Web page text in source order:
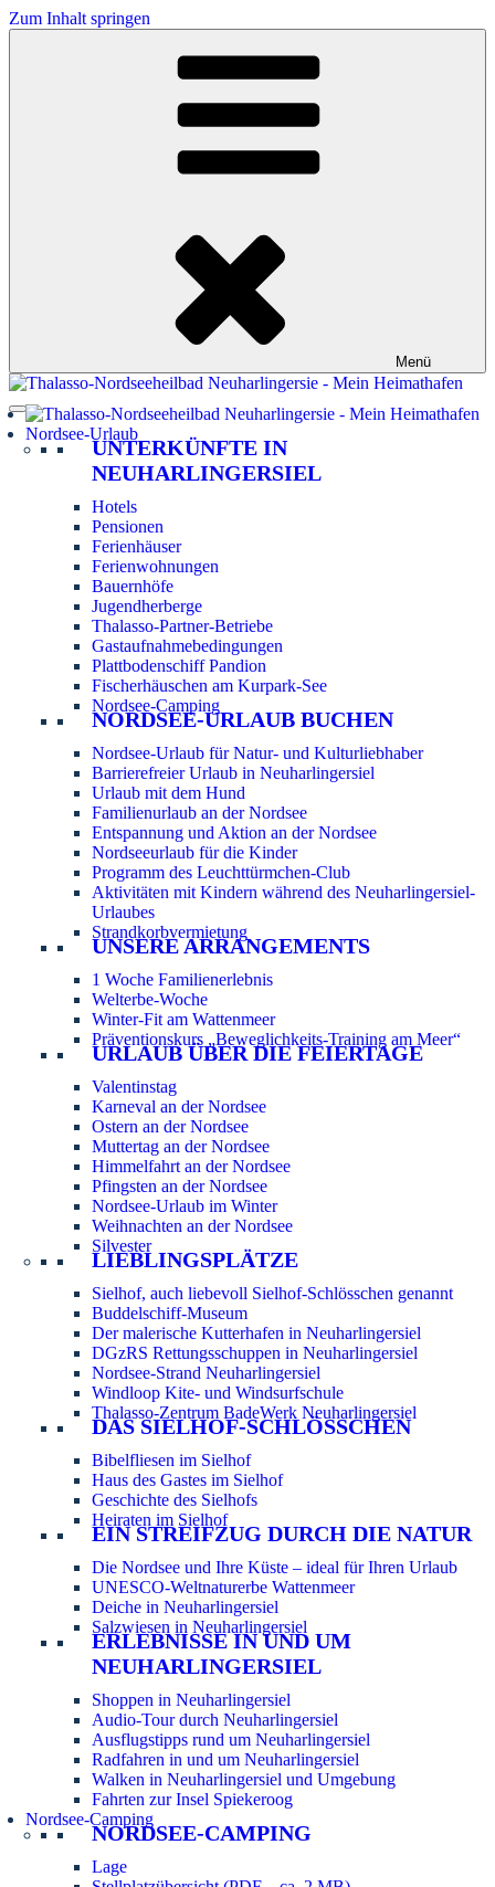
Zum Inhalt springen
Menü
Nordsee-Urlaub
UNTERKÜNFTE IN
NEUHARLINGERSIEL
Hotels
Pensionen
Ferienhäuser
Ferienwohnungen
Bauernhöfe
Jugendherberge
Thalasso-Partner-Betriebe
Gastaufnahmebedingungen
Plattbodenschiff Pandion
Fischerhäuschen am Kurpark-See
Nordsee-Camping
NORDSEE-URLAUB BUCHEN
Nordsee-Urlaub für Natur- und Kulturliebhaber
Barrierefreier Urlaub in Neuharlingersiel
Urlaub mit dem Hund
Familienurlaub an der Nordsee
Entspannung und Aktion an der Nordsee
Nordseeurlaub für die Kinder
Programm des Leuchttürmchen-Club
Aktivitäten mit Kindern während des Neuharlingersiel-
Urlaubes
Strandkorbvermietung
UNSERE ARRANGEMENTS
1 Woche Familienerlebnis
Welterbe-Woche
Winter-Fit am Wattenmeer
Präventionskurs „Beweglichkeits-Training am Meer“
URLAUB ÜBER DIE FEIERTAGE
Valentinstag
Karneval an der Nordsee
Ostern an der Nordsee
Muttertag an der Nordsee
Himmelfahrt an der Nordsee
Pfingsten an der Nordsee
Nordsee-Urlaub im Winter
Weihnachten an der Nordsee
Silvester
LIEBLINGSPLÄTZE
Sielhof, auch liebevoll Sielhof-Schlösschen genannt
Buddelschiff-Museum
Der malerische Kutterhafen in Neuharlingersiel
DGzRS Rettungsschuppen in Neuharlingersiel
Nordsee-Strand Neuharlingersiel
Windloop Kite- und Windsurfschule
Thalasso-Zentrum BadeWerk Neuharlingersiel
DAS SIELHOF-SCHLÖSSCHEN
Bibelfliesen im Sielhof
Haus des Gastes im Sielhof
Geschichte des Sielhofs
Heiraten im Sielhof
EIN STREIFZUG DURCH DIE NATUR
Die Nordsee und Ihre Küste – ideal für Ihren Urlaub
UNESCO-Weltnaturerbe Wattenmeer
Deiche in Neuharlingersiel
Salzwiesen in Neuharlingersiel
ERLEBNISSE IN UND UM
NEUHARLINGERSIEL
Shoppen in Neuharlingersiel
Audio-Tour durch Neuharlingersiel
Ausflugstipps rund um Neuharlingersiel
Radfahren in und um Neuharlingersiel
Walken in Neuharlingersiel und Umgebung
Fahrten zur Insel Spiekeroog
Nordsee-Camping
NORDSEE-CAMPING
Lage